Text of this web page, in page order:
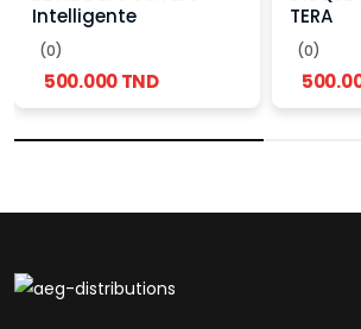
Intelligente
(0)
500.000 TND
TERA
(0)